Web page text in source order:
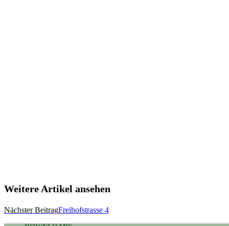
Weitere Artikel ansehen
Nächster BeitragFreihofstrasse 4